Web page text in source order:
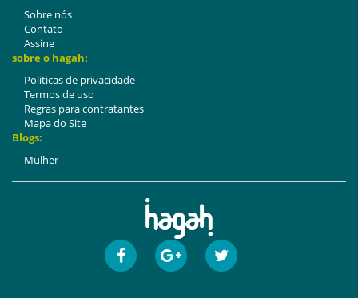
Sobre nós
Contato
Assine
sobre o hagah:
Politicas de privacidade
Termos de uso
Regras para contratantes
Mapa do Site
Blogs:
Mulher